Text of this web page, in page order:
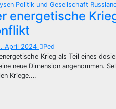
Politik und Gesellschaft
energetische
April 2024
Ped
Krieg als Teil eines
neue Dimension angenommen.
Kriege.…